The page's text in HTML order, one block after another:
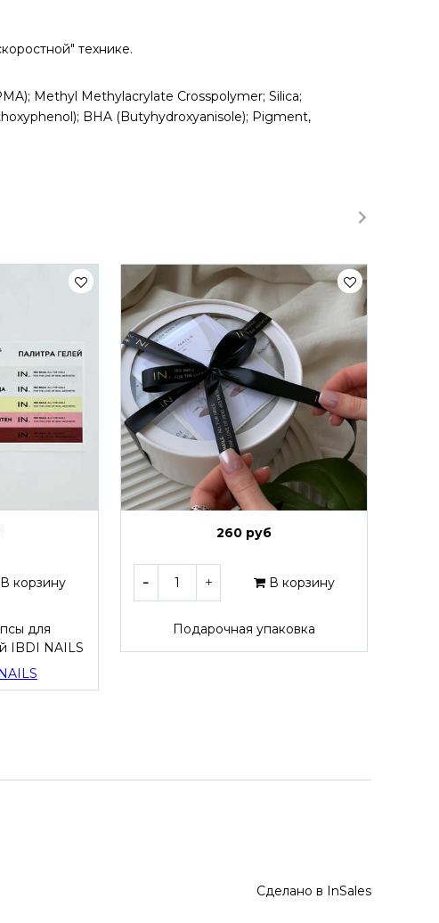
технике.
Methyl Methylacrylate Crosspolymer; Silica;
BHA (Butyhydroxyanisole); Pigment,
В корзину
для
IBDI NAILS
260 руб
В корзину
Подарочная упаковка
Сделано в InSales